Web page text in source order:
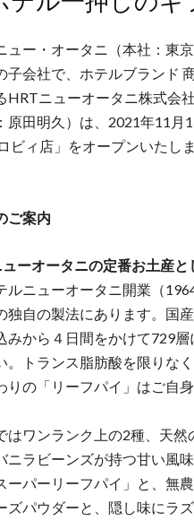
ュー・オータニ（本社：東
⼦会社で、ホテルブランド
HRTニューオータニ株式会
原⽥明久）は、2021年11⽉
ビィ店」をオープンいたしま
ご案内
ーオータニの定番お土産
ルニューオータニ開業（
独⾃の製法にあります。国
みから４⽇間をかけて729
。トランス脂肪酸を限りな
りの「リーフパイ」はご自
はワンランク上の2種、天
ニラビーンズが持つ甘い風
ーパーリーフパイ」と、無
ズパウダーと、隠し味にラ